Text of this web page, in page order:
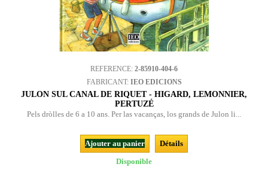
REFERENCE: 2-85910-404-6
FABRICANT: IEO EDICIONS
JULON SUL CANAL DE RIQUET - HIGARD, LEMONNIER,
PERTUZÉ
Pels dròlles de 6 a 10 ans. Per las vacanças, los grands de Julon li...
Ajouter au panier
Détails
Disponible